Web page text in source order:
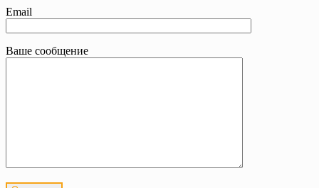
Email
Ваше сообщение